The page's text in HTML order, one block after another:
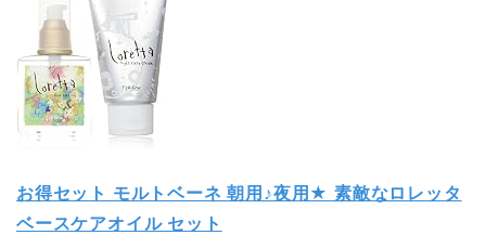
お得セット モルトベーネ 朝用♪夜用★ 素敵なロレッタ
ベースケアオイル セット